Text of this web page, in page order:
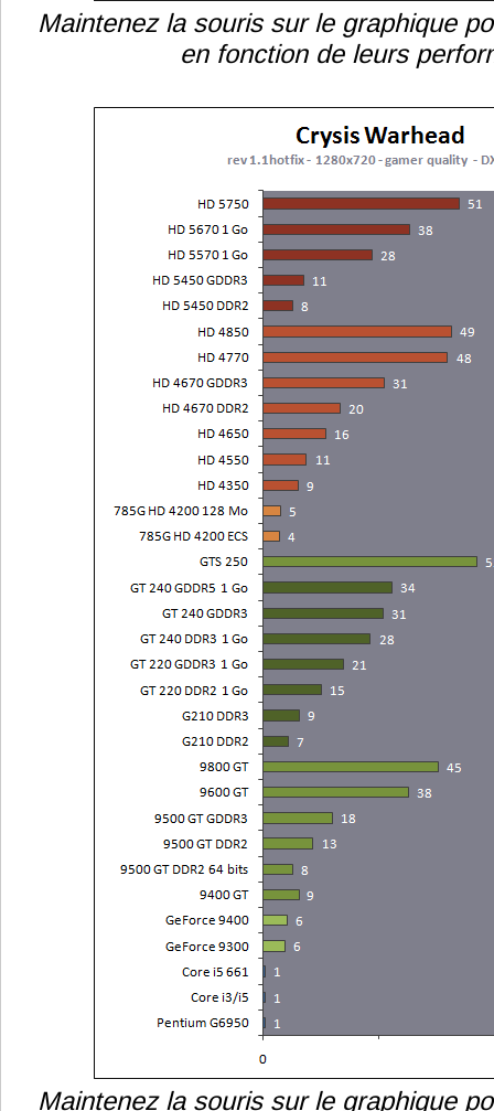
Maintenez la souris sur le graphique
en fonction de leurs
Maintenez la souris sur le graphique